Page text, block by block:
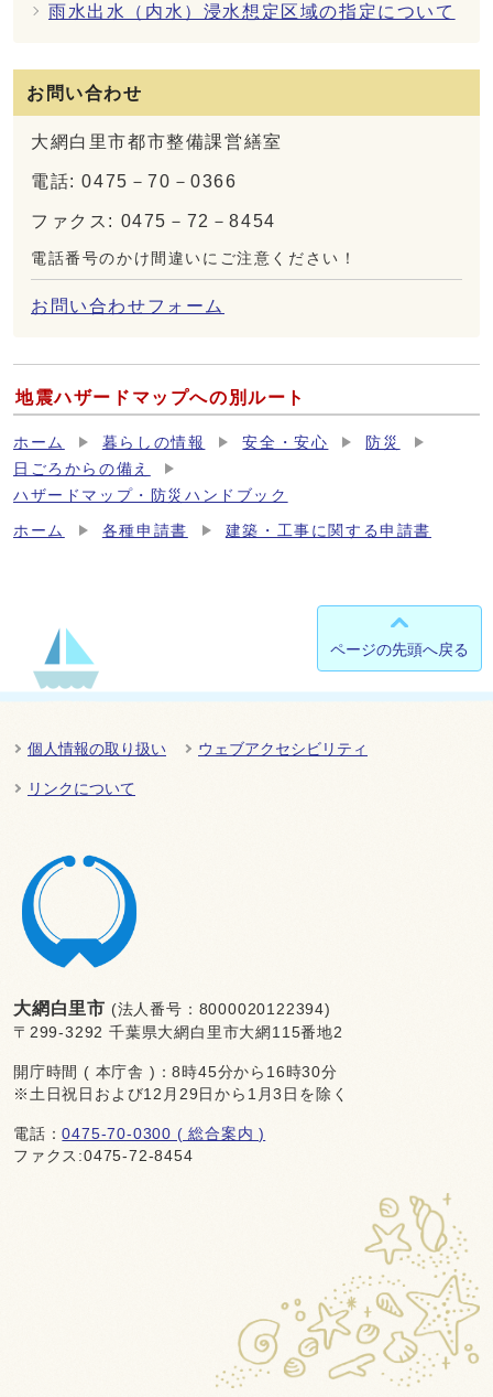
雨水出水（内水）浸水想定区域の指定について
お問い合わせ
大網白里市都市整備課営繕室
電話: 0475－70－0366
ファクス: 0475－72－8454
電話番号のかけ間違いにご注意ください！
お問い合わせフォーム
地震ハザードマップへの別ルート
ホーム 暮らしの情報 安全・安心
防災
日ごろからの備え
ハザードマップ・防災ハンドブック
ホーム 各種申請書 建築・工事に関する申請書
ページの先頭へ戻る
個人情報の取り扱い ウェブアクセシビリティ
リンクについて
大網白里市 (法人番号：8000020122394)
〒299-3292 千葉県大網白里市大網115番地2
開庁時間 ( 本庁舎 )：8時45分から16時30分
※土日祝日および12月29日から1月3日を除く
電話：0475-70-0300 ( 総合案内 )
ファクス:0475-72-8454